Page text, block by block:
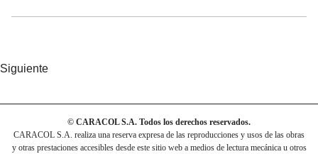
Siguiente
© CARACOL S.A. Todos los derechos reservados.
CARACOL S.A. realiza una reserva expresa de las reproducciones y usos de las obras
y otras prestaciones accesibles desde este sitio web a medios de lectura mecánica u otros